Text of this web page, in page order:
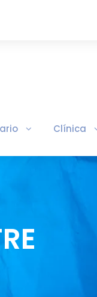
Clínica